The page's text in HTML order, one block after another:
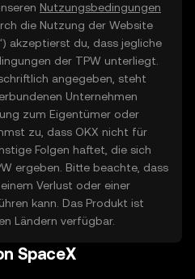
Nutzungsbedingungen
die Nutzung der Website
akzeptierst du, dass jegliche
der TPW unterliegt.
angegeben, steht
Unternehmen
zum Eigentümer oder
zu, dass OKX nicht für
Folgen haftet, die sich
ergeben. Bitte beachte, dass
Verlust oder einer
kann. Das Produkt ist
Ländern verfügbar.
SpaceX